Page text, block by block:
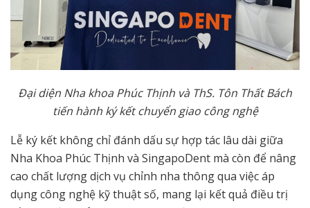
Đại diện Nha khoa Phúc Thịnh và ThS. Tôn Thất Bách
tiến hành ký kết chuyển giao công nghệ
Lễ ký kết không chỉ đánh dấu sự hợp tác lâu dài giữa
Nha Khoa Phúc Thịnh và SingapoDent mà còn để nâng
cao chất lượng dịch vụ chỉnh nha thông qua việc áp
dụng công nghệ kỹ thuật số, mang lại kết quả điều trị